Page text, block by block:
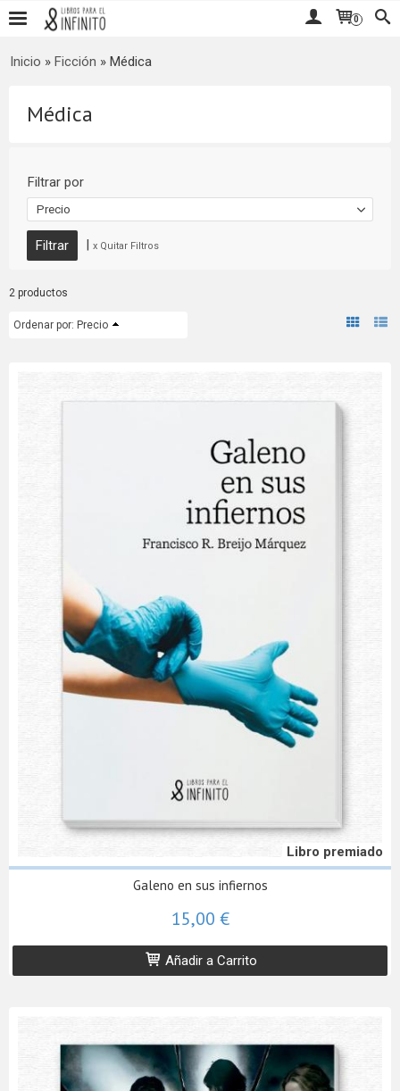
0
Inicio » Ficción » Médica
Médica
Filtrar por
Precio
| x Quitar Filtros
2 productos
Ordenar por: Precio
Libro premiado
Galeno en sus infiernos
15,00 €
Añadir a Carrito